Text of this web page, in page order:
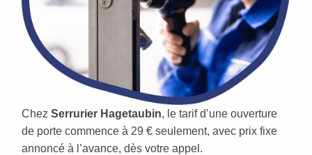
Chez Serrurier Hagetaubin, le tarif d’une ouverture
de porte commence à 29 € seulement, avec prix fixe
annoncé à l’avance, dès votre appel.